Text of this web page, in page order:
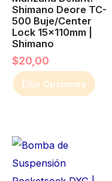
Shimano Deore TC-
500 Buje/center
Lock 15x110mm |
Shimano
$20,00
Elija Opciones
opciones
se
elegir
en
de
producto